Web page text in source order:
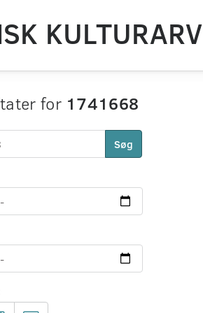
KULTURARV
for 1741668
Søg